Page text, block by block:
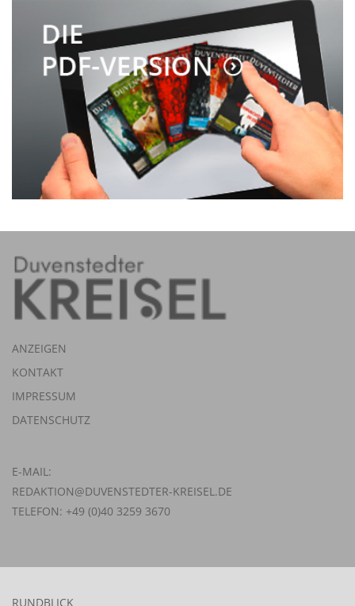
ANZEIGEN
KONTAKT
IMPRESSUM
DATENSCHUTZ
E-MAIL:
REDAKTION@DUVENSTEDTER-KREISEL.DE
TELEFON: +49 (0)40 3259 3670
RUNDBLICK